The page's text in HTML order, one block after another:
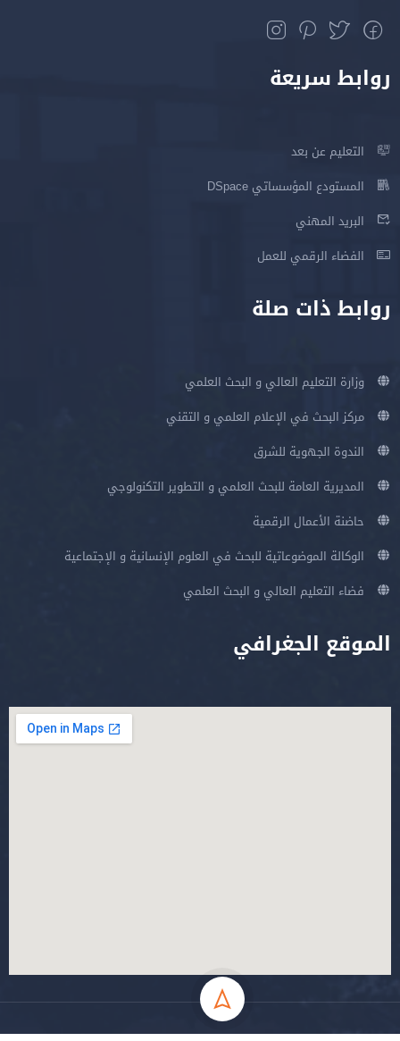
روابط سريعة
التعليم عن بعد
المستودع المؤسساتي DSpace
البريد المهني
الفضاء الرقمي للعمل
روابط ذات صلة
وزارة التعليم العالي و البحث العلمي
مركز البحث في الإعلام العلمي و التقني
الندوة الجهوية للشرق
المديرية العامة للبحث العلمي و التطوير التكنولوجي
حاضنة الأعمال الرقمية
الوكالة الموضوعاتية للبحث في العلوم الإنسانية و الإجتماعية
فضاء التعليم العالي و البحث العلمي
الموقع الجغرافي